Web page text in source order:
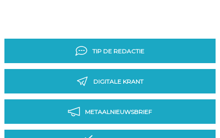
TIP DE REDACTIE
DIGITALE KRANT
METAALNIEUWSBRIEF